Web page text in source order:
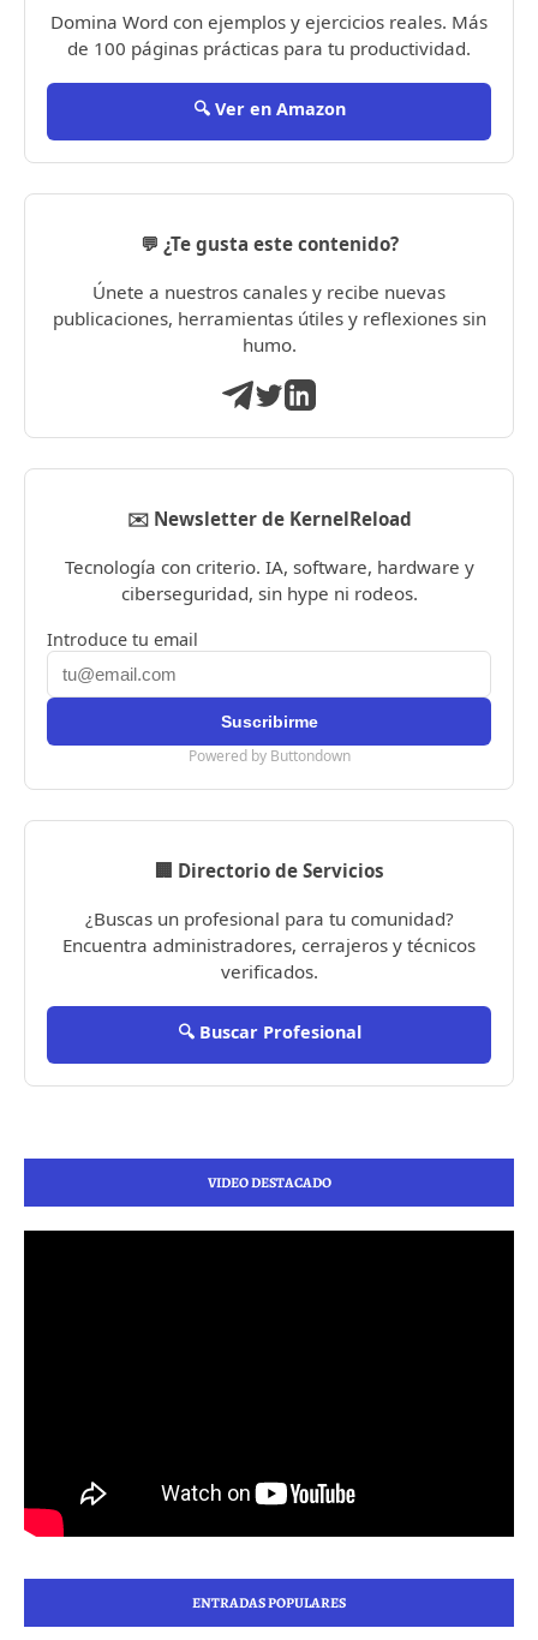
Domina Word con ejemplos y ejercicios reales. Más
de 100 páginas prácticas para tu productividad.
🔍 Ver en Amazon
💬 ¿Te gusta este contenido?
Únete a nuestros canales y recibe nuevas
publicaciones, herramientas útiles y reflexiones sin
humo.
✉️ Newsletter de KernelReload
Tecnología con criterio. IA, software, hardware y
ciberseguridad, sin hype ni rodeos.
Introduce tu email
Powered by Buttondown
🏢 Directorio de Servicios
¿Buscas un profesional para tu comunidad?
Encuentra administradores, cerrajeros y técnicos
verificados.
🔍 Buscar Profesional
VIDEO DESTACADO
ENTRADAS POPULARES